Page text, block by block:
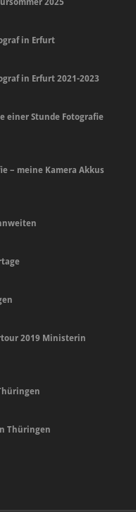
in Erfurt
in Erfurt 2021-2023
einer Stunde Fotografie
– meine Kamera Akkus
2019 Ministerin
Thüringen